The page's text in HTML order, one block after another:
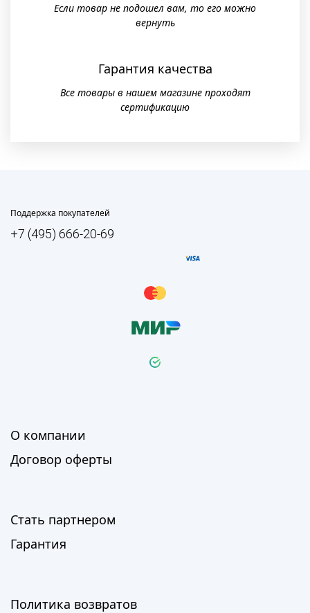
Если товар не подошел вам, то его можно
вернуть
Гарантия качества
Все товары в нашем магазине проходят
сертификацию
Поддержка покупателей
+7 (495) 666-20-69
О компании
Договор оферты
Стать партнером
Гарантия
Политика возвратов